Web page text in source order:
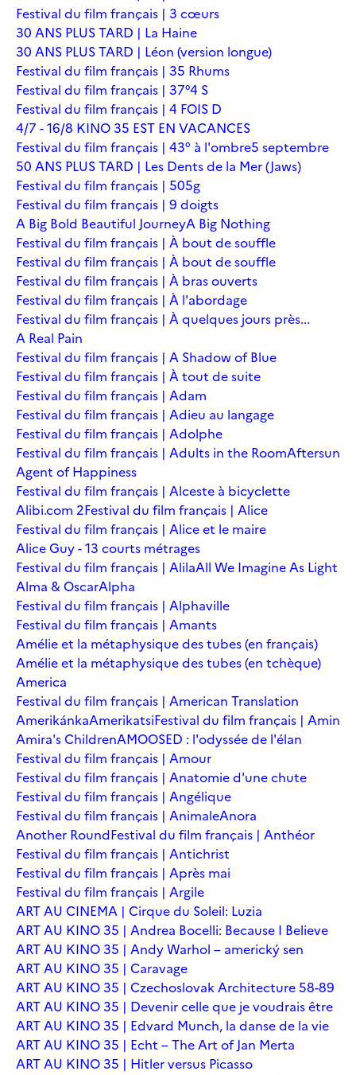
Festival du film français | 3 cœurs
30 ANS PLUS TARD | La Haine
30 ANS PLUS TARD | Léon (version longue)
Festival du film français | 35 Rhums
Festival du film français | 37°4 S
Festival du film français | 4 FOIS D
4/7 - 16/8 KINO 35 EST EN VACANCES
Festival du film français | 43° à l'ombre5 septembre
50 ANS PLUS TARD | Les Dents de la Mer (Jaws)
Festival du film français | 505g
Festival du film français | 9 doigts
A Big Bold Beautiful JourneyA Big Nothing
Festival du film français | À bout de souffle
Festival du film français | À bout de souffle
Festival du film français | À bras ouverts
Festival du film français | À l'abordage
Festival du film français | À quelques jours près...
A Real Pain
Festival du film français | A Shadow of Blue
Festival du film français | À tout de suite
Festival du film français | Adam
Festival du film français | Adieu au langage
Festival du film français | Adolphe
Festival du film français | Adults in the RoomAftersun
Agent of Happiness
Festival du film français | Alceste à bicyclette
Alibi.com 2Festival du film français | Alice
Festival du film français | Alice et le maire
Alice Guy - 13 courts métrages
Festival du film français | AlilaAll We Imagine As Light
Alma & OscarAlpha
Festival du film français | Alphaville
Festival du film français | Amants
Amélie et la métaphysique des tubes (en français)
Amélie et la métaphysique des tubes (en tchèque)
America
Festival du film français | American Translation
AmerikánkaAmerikatsiFestival du film français | Amin
Amira's ChildrenAMOOSED : l'odyssée de l'élan
Festival du film français | Amour
Festival du film français | Anatomie d'une chute
Festival du film français | Angélique
Festival du film français | AnimaleAnora
Another RoundFestival du film français | Anthéor
Festival du film français | Antichrist
Festival du film français | Après mai
Festival du film français | Argile
ART AU CINEMA | Cirque du Soleil: Luzia
ART AU KINO 35 | Andrea Bocelli: Because I Believe
ART AU KINO 35 | Andy Warhol – americký sen
ART AU KINO 35 | Caravage
ART AU KINO 35 | Czechoslovak Architecture 58-89
ART AU KINO 35 | Devenir celle que je voudrais être
ART AU KINO 35 | Edvard Munch, la danse de la vie
ART AU KINO 35 | Echt – The Art of Jan Merta
ART AU KINO 35 | Hitler versus Picasso